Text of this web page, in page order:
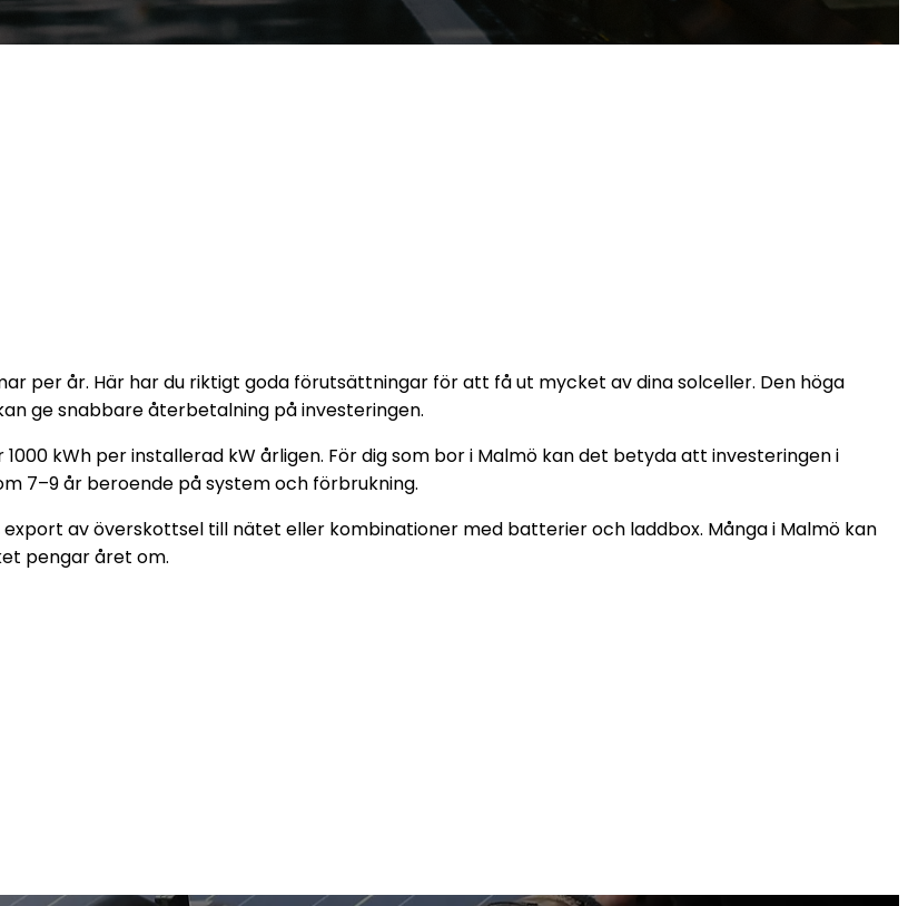
per år. Här har du riktigt goda förutsättningar för att få ut mycket av dina solceller. Den höga
ge snabbare återbetalning på investeringen.
kWh per installerad kW årligen. För dig som bor i Malmö kan det betyda att investeringen i
7–9 år beroende på system och förbrukning.
av överskottsel till nätet eller kombinationer med batterier och laddbox. Många i Malmö kan
pengar året om.